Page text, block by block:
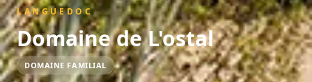
LANGUEDOC
Domaine de L'ostal
DOMAINE FAMILIAL